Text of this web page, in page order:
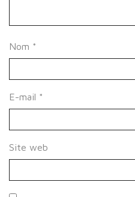
Nom *
E-mail *
Site web